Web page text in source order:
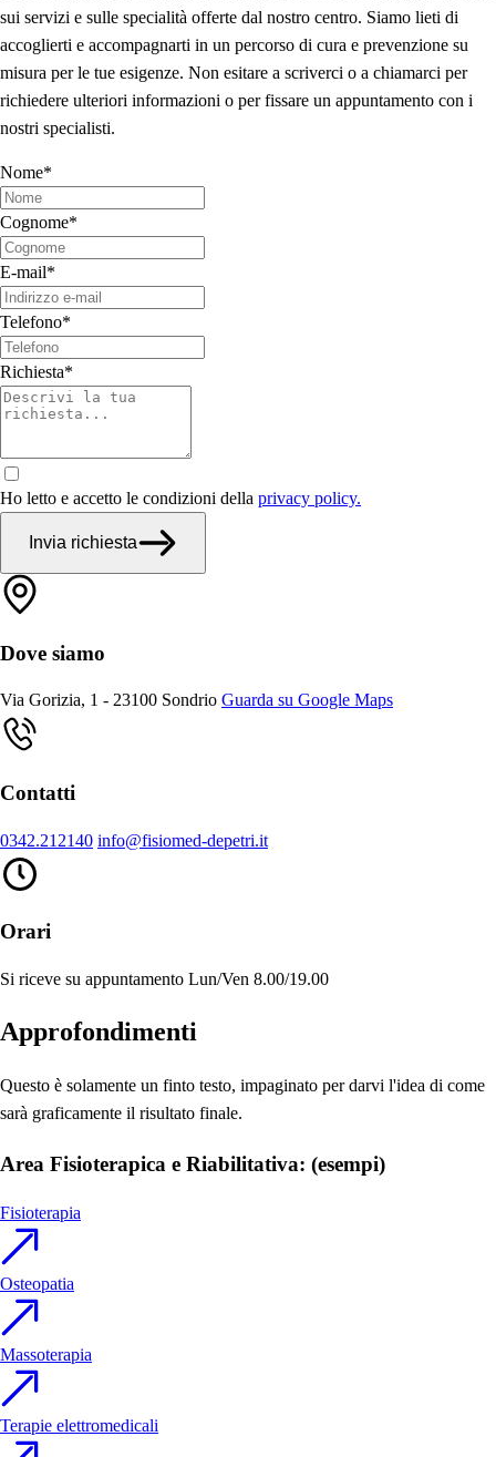
sui servizi e sulle specialità offerte dal nostro centro. Siamo lieti di
accoglierti e accompagnarti in un percorso di cura e prevenzione su
misura per le tue esigenze. Non esitare a scriverci o a chiamarci per
richiedere ulteriori informazioni o per fissare un appuntamento con i
nostri specialisti.
Nome*
Cognome*
E-mail*
Telefono*
Richiesta*
Ho letto e accetto le condizioni della privacy policy.
Invia richiesta
Dove siamo
Via Gorizia, 1 - 23100 Sondrio Guarda su Google Maps
Contatti
0342.212140 info@fisiomed-depetri.it
Orari
Si riceve su appuntamento Lun/Ven 8.00/19.00
Approfondimenti
Questo è solamente un finto testo, impaginato per darvi l'idea di come
sarà graficamente il risultato finale.
Area Fisioterapica e Riabilitativa: (esempi)
Fisioterapia
Osteopatia
Massoterapia
Terapie elettromedicali